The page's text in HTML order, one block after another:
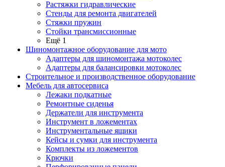
Растяжки гидравлические
Стенды для ремонта двигателей
Стяжки пружин
Стойки трансмиссионные
Ещё 1
Шиномонтажное оборудование для мото
Адаптеры для шиномонтажа мотоколес
Адаптеры для балансировки мотоколес
Строительное и производственное оборудование
Мебель для автосервиса
Лежаки подкатные
Ремонтные сиденья
Держатели для инструмента
Инструмент в ложементах
Инструментальные ящики
Кейсы и сумки для инструмента
Комплекты из ложементов
Крючки